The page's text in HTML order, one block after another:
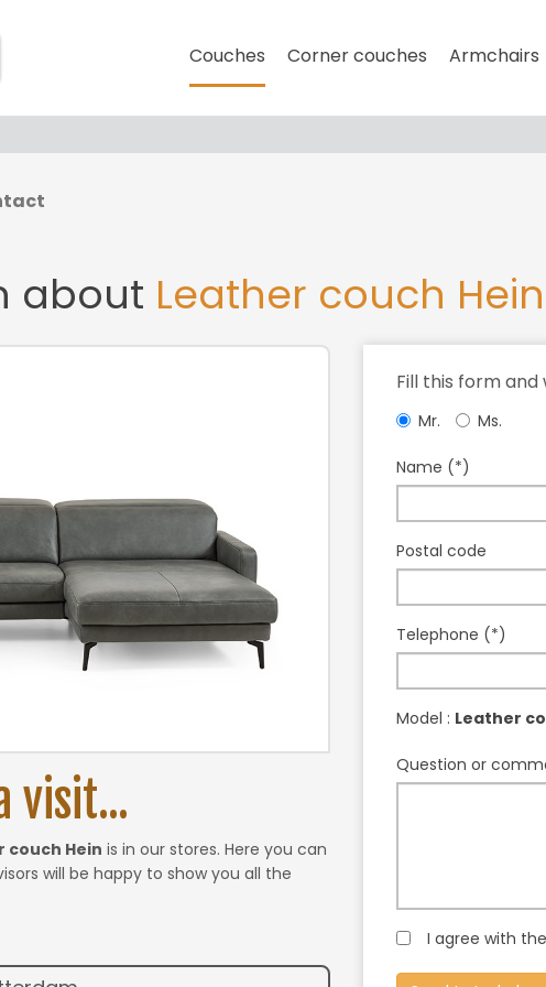
Couches Corner couches Armchairs
about Leather couch Hein
visit...
couch Hein is in our stores. Here you can
will be happy to show you all the
Fill this form and
Mr. Ms.
Name (*)
Postal code
Telephone (*)
Model : Leather
Question or
I agree with the